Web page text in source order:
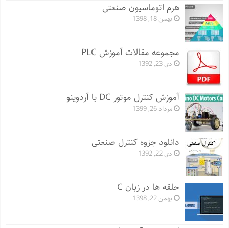
هرم اتوماسیون صنعتی
بهمن 18, 1398
مجموعه مقالات آموزش PLC
دی 23, 1392
آموزش کنترل موتور DC با آردوینو
مرداد 26, 1399
دانلود جزوه کنترل صنعتی
دی 22, 1392
حلقه ها در زبان C
بهمن 22, 1398